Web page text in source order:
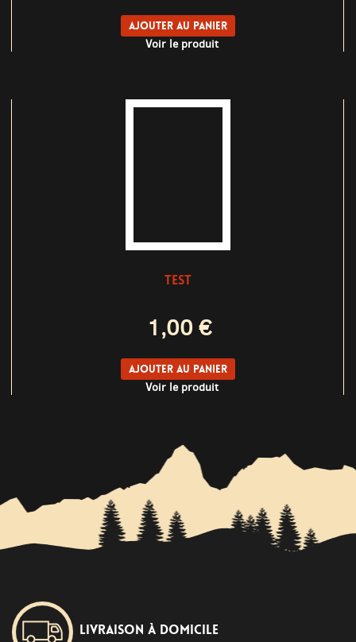
Ajouter au panier
Voir le produit
TEST
1,00 €
Ajouter au panier
Voir le produit
Livraison à domicile